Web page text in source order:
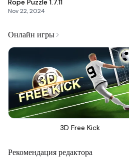
Rope Puzzle 1.7.11
Nov 22, 2024
Онлайн игры
3D Free Kick
Рекомендация редактора